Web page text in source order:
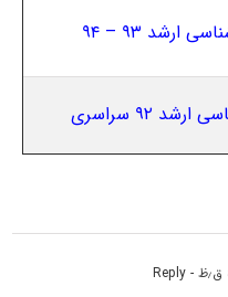
ارشد ۹۳ – ۹۴
۹۲ سراسری
- Reply